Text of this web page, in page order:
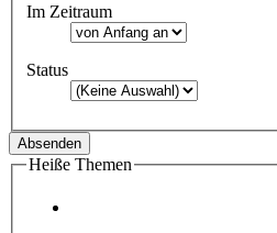
Im Zeitraum
Status
Heiße Themen